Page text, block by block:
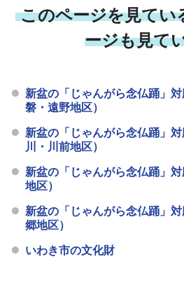
このページを見てい
ージも見て
新盆の「じゃんがら念仏踊」
磐・遠野地区）
新盆の「じゃんがら念仏踊」
川・川前地区）
新盆の「じゃんがら念仏踊」
地区）
新盆の「じゃんがら念仏踊」
郷地区）
いわき市の文化財